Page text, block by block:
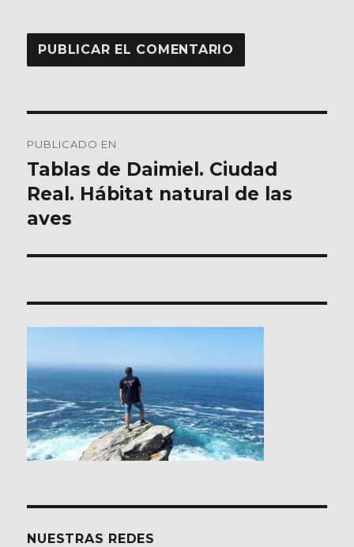
de
entradas
PUBLICADO EN
Tablas de Daimiel. Ciudad
Real. Hábitat natural de las
aves
NUESTRAS REDES